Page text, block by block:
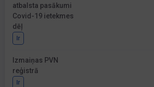
atbalsta pasākumi
Covid-19 ietekmes
dēļ
Ir
Izmaiņas PVN
reģistrā
Ir